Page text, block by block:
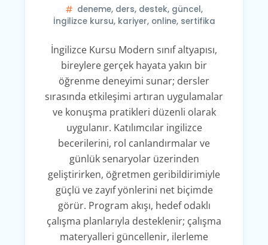
deneme, ders, destek, güncel,
İngilizce kursu, kariyer, online, sertifika
İngilizce Kursu Modern sınıf altyapısı,
bireylere gerçek hayata yakın bir
öğrenme deneyimi sunar; dersler
sırasında etkileşimi artıran uygulamalar
ve konuşma pratikleri düzenli olarak
uygulanır. Katılımcılar ingilizce
becerilerini, rol canlandırmalar ve
günlük senaryolar üzerinden
geliştirirken, öğretmen geribildirimiyle
güçlü ve zayıf yönlerini net biçimde
görür. Program akışı, hedef odaklı
çalışma planlarıyla desteklenir; çalışma
materyalleri güncellenir, ilerleme